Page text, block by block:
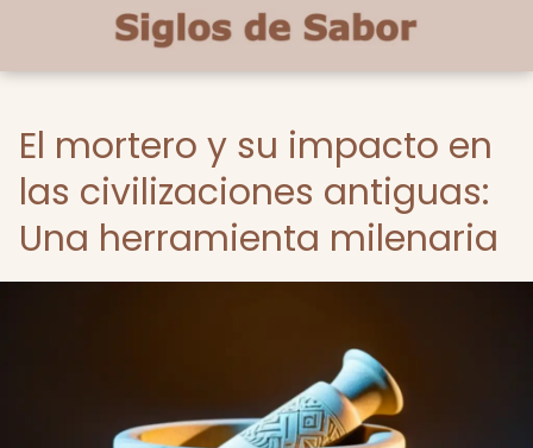
El mortero y su impacto en
las civilizaciones antiguas:
Una herramienta milenaria